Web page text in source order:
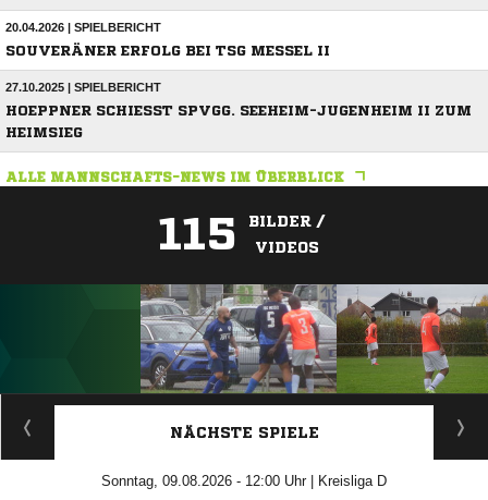
20.04.2026 | SPIELBERICHT
SOUVERÄNER ERFOLG BEI TSG MESSEL II
27.10.2025 | SPIELBERICHT
HOEPPNER SCHIESST SPVGG. SEEHEIM-JUGENHEIM II ZUM H
EIMSIEG
ALLE MANNSCHAFTS-NEWS IM ÜBERBLICK
115
BILDER /
VIDEOS
ANZEIGE
NÄCHSTE SPIELE
Sonntag, 09.08.2026 - 12:00 Uhr | Kreisliga D